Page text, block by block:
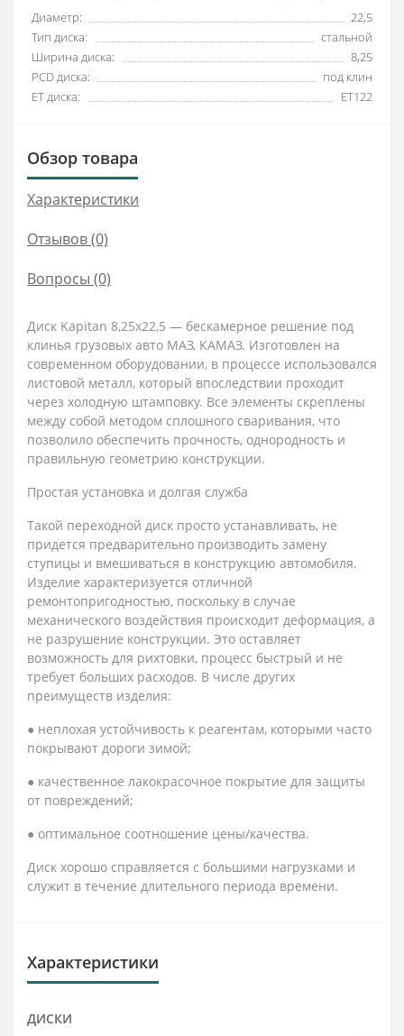
Диаметр:
22,5
Тип диска:
стальной
Ширина диска:
8,25
PCD диска:
под клин
ET диска:
ET122
Обзор товара
Характеристики
Отзывов (0)
Вопросы (0)
Диск Kapitan 8,25x22,5 — бескамерное решение под
клинья грузовых авто МАЗ, КАМАЗ. Изготовлен на
современном оборудовании, в процессе использовался
листовой металл, который впоследствии проходит
через холодную штамповку. Все элементы скреплены
между собой методом сплошного сваривания, что
позволило обеспечить прочность, однородность и
правильную геометрию конструкции.
Простая установка и долгая служба
Такой переходной диск просто устанавливать, не
придется предварительно производить замену
ступицы и вмешиваться в конструкцию автомобиля.
Изделие характеризуется отличной
ремонтопригодностью, поскольку в случае
механического воздействия происходит деформация, а
не разрушение конструкции. Это оставляет
возможность для рихтовки, процесс быстрый и не
требует больших расходов. В числе других
преимуществ изделия:
● неплохая устойчивость к реагентам, которыми часто
покрывают дороги зимой;
● качественное лакокрасочное покрытие для защиты
от повреждений;
● оптимальное соотношение цены/качества.
Диск хорошо справляется с большими нагрузками и
служит в течение длительного периода времени.
Характеристики
ДИСКИ